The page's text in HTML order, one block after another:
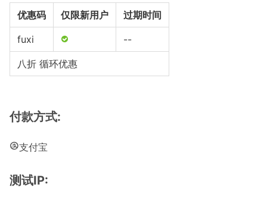
优惠码 仅限新用户 过期时间
fuxi --
八折 循环优惠
付款方式:
支付宝
测试IP: